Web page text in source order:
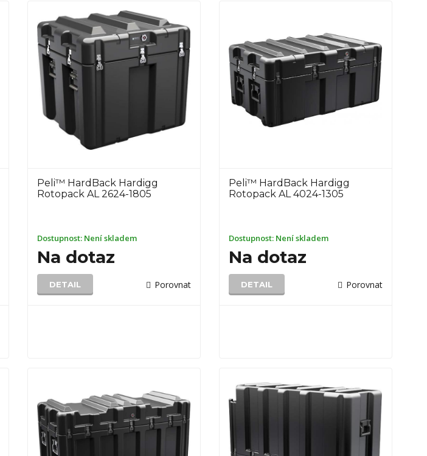
Peli™ HardBack Hardigg
Rotopack AL 2624-1805
Dostupnost: Není skladem
Na dotaz
DETAIL Porovnat
Peli™ HardBack Hardigg
Rotopack AL 4024-1305
Dostupnost: Není skladem
Na dotaz
DETAIL Porovnat